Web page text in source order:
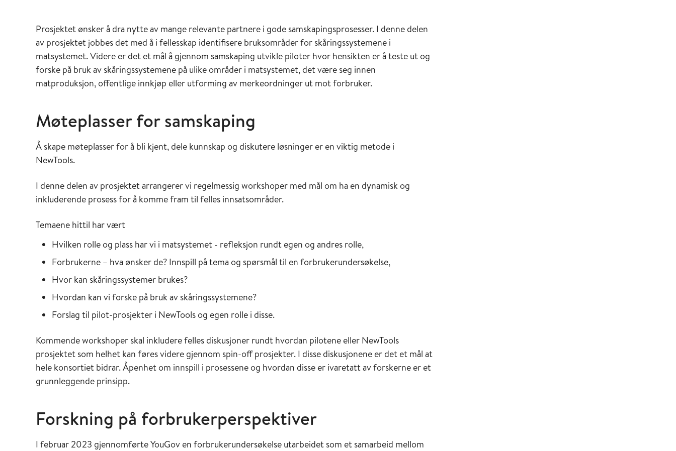
Prosjektet ønsker å dra nytte av mange relevante partnere i gode samskapingsprosesser. I denne delen
av prosjektet jobbes det med å i fellesskap identifisere bruksområder for skåringssystemene i
matsystemet. Videre er det et mål å gjennom samskaping utvikle piloter hvor hensikten er å teste ut og
forske på bruk av skåringssystemene på ulike områder i matsystemet, det være seg innen
matproduksjon, offentlige innkjøp eller utforming av merkeordninger ut mot forbruker.
Møteplasser for samskaping
Å skape møteplasser for å bli kjent, dele kunnskap og diskutere løsninger er en viktig metode i
NewTools.
I denne delen av prosjektet arrangerer vi regelmessig workshoper med mål om ha en dynamisk og
inkluderende prosess for å komme fram til felles innsatsområder.
Temaene hittil har vært
Hvilken rolle og plass har vi i matsystemet - refleksjon rundt egen og andres rolle,
Forbrukerne – hva ønsker de? Innspill på tema og spørsmål til en forbrukerundersøkelse,
Hvor kan skåringssystemer brukes?
Hvordan kan vi forske på bruk av skåringssystemene?
Forslag til pilot-prosjekter i NewTools og egen rolle i disse.
Kommende workshoper skal inkludere felles diskusjoner rundt hvordan pilotene eller NewTools
prosjektet som helhet kan føres videre gjennom spin-off prosjekter. I disse diskusjonene er det et mål at
hele konsortiet bidrar. Åpenhet om innspill i prosessene og hvordan disse er ivaretatt av forskerne er et
grunnleggende prinsipp.
Forskning på forbrukerperspektiver
I februar 2023 gjennomførte YouGov en forbrukerundersøkelse utarbeidet som et samarbeid mellom